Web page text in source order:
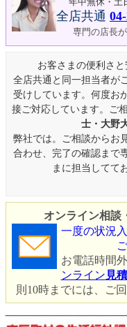
全店共通
専門の店長
お客さまの便利さ
全店共通と同一担当者が
受けしています。何度お
接ご対応しています。ご
士・大野
弊社では。ご相談からお
合わせ、完了の確認まで
まに担当してて
オンライン相談
一度の状況
お電話時間外
ンライン 見
則10時までには、ご